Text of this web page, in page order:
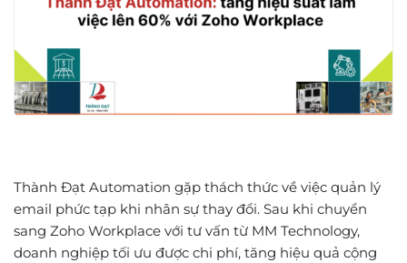
Thành Đạt Automation gặp thách thức về việc quản lý
email phức tạp khi nhân sự thay đổi. Sau khi chuyển
sang Zoho Workplace với tư vấn từ MM Technology,
doanh nghiệp tối ưu được chi phí, tăng hiệu quả cộng